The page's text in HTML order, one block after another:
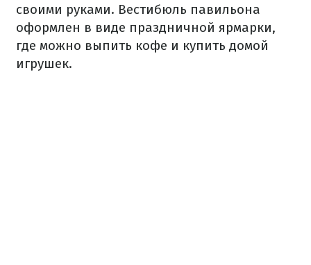
своими руками. Вестибюль павильона
оформлен в виде праздничной ярмарки,
где можно выпить кофе и купить домой
игрушек.